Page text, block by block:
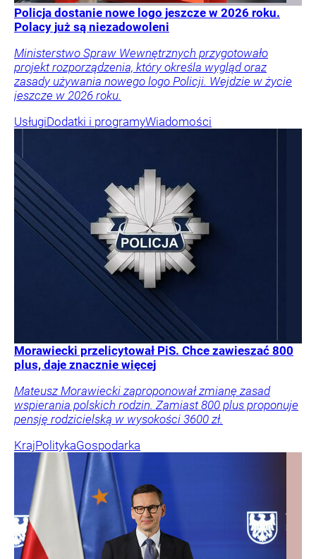
Policja dostanie nowe logo jeszcze w 2026 roku.
Polacy już są niezadowoleni
Ministerstwo Spraw Wewnętrznych przygotowało
projekt rozporządzenia, który określa wygląd oraz
zasady używania nowego logo Policji. Wejdzie w życie
jeszcze w 2026 roku.
UsługiDodatki i programyWiadomości
Morawiecki przelicytował PiS. Chce zawieszać 800
plus, daje znacznie więcej
Mateusz Morawiecki zaproponował zmianę zasad
wspierania polskich rodzin. Zamiast 800 plus proponuje
pensję rodzicielską w wysokości 3600 zł.
KrajPolitykaGospodarka